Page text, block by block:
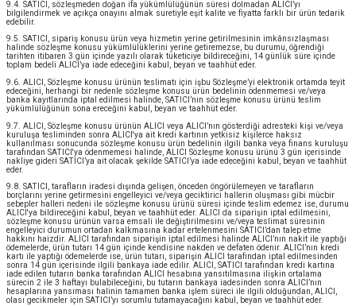
9.4. SATICI, sözleşmeden doğan ifa yükümlülüğünün süresi dolmadan ALICI’yı
bilgilendirmek ve açıkça onayını almak suretiyle eşit kalite ve fiyatta farklı bir ürün tedarik
edebilir.
9.5. SATICI, sipariş konusu ürün veya hizmetin yerine getirilmesinin imkânsızlaşması
halinde sözleşme konusu yükümlülüklerini yerine getiremezse, bu durumu, öğrendiği
tarihten itibaren 3 gün içinde yazılı olarak tüketiciye bildireceğini, 14 günlük süre içinde
toplam bedeli ALICI’ya iade edeceğini kabul, beyan ve taahhüt eder.
9.6. ALICI, Sözleşme konusu ürünün teslimatı için işbu Sözleşme’yi elektronik ortamda teyit
edeceğini, herhangi bir nedenle sözleşme konusu ürün bedelinin ödenmemesi ve/veya
banka kayıtlarında iptal edilmesi halinde, SATICI’nın sözleşme konusu ürünü teslim
yükümlülüğünün sona ereceğini kabul, beyan ve taahhüt eder.
9.7. ALICI, Sözleşme konusu ürünün ALICI veya ALICI’nın gösterdiği adresteki kişi ve/veya
kuruluşa tesliminden sonra ALICI'ya ait kredi kartının yetkisiz kişilerce haksız
kullanılması sonucunda sözleşme konusu ürün bedelinin ilgili banka veya finans kuruluşu
tarafından SATICI'ya ödenmemesi halinde, ALICI Sözleşme konusu ürünü 3 gün içerisinde
nakliye gideri SATICI’ya ait olacak şekilde SATICI’ya iade edeceğini kabul, beyan ve taahhüt
eder.
9.8. SATICI, tarafların iradesi dışında gelişen, önceden öngörülemeyen ve tarafların
borçlarını yerine getirmesini engelleyici ve/veya geciktirici hallerin oluşması gibi mücbir
sebepler halleri nedeni ile sözleşme konusu ürünü süresi içinde teslim edemez ise, durumu
ALICI'ya bildireceğini kabul, beyan ve taahhüt eder. ALICI da siparişin iptal edilmesini,
sözleşme konusu ürünün varsa emsali ile değiştirilmesini ve/veya teslimat süresinin
engelleyici durumun ortadan kalkmasına kadar ertelenmesini SATICI’dan talep etme
hakkını haizdir. ALICI tarafından siparişin iptal edilmesi halinde ALICI’nın nakit ile yaptığı
ödemelerde, ürün tutarı 14 gün içinde kendisine nakden ve defaten ödenir. ALICI’nın kredi
kartı ile yaptığı ödemelerde ise, ürün tutarı, siparişin ALICI tarafından iptal edilmesinden
sonra 14 gün içerisinde ilgili bankaya iade edilir. ALICI, SATICI tarafından kredi kartına
iade edilen tutarın banka tarafından ALICI hesabına yansıtılmasına ilişkin ortalama
sürecin 2 ile 3 haftayı bulabileceğini, bu tutarın bankaya iadesinden sonra ALICI’nın
hesaplarına yansıması halinin tamamen banka işlem süreci ile ilgili olduğundan, ALICI,
olası gecikmeler için SATICI’yı sorumlu tutamayacağını kabul, beyan ve taahhüt eder.